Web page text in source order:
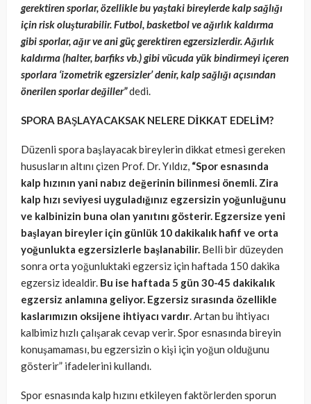
gerektiren sporlar, özellikle bu yaştaki bireylerde kalp sağlığı
için risk oluşturabilir. Futbol, basketbol ve ağırlık kaldırma
gibi sporlar, ağır ve ani güç gerektiren egzersizlerdir. Ağırlık
kaldırma (halter, barfiks vb.) gibi vücuda yük bindirmeyi içeren
sporlara ‘izometrik egzersizler’ denir, kalp sağlığı açısından
önerilen sporlar değiller”dedi.
SPORA BAŞLAYACAKSAK NELERE DİKKAT EDELİM?
Düzenli spora başlayacak bireylerin dikkat etmesi gereken
hususların altını çizen Prof. Dr. Yıldız, “Spor esnasında
kalp hızının yani nabız değerinin bilinmesi önemli. Zira
kalp hızı seviyesi uyguladığınız egzersizin yoğunluğunu
ve kalbinizin buna olan yanıtını gösterir. Egzersize yeni
başlayan bireyler için günlük 10 dakikalık hafif ve orta
yoğunlukta egzersizlerle başlanabilir. Belli bir düzeyden
sonra orta yoğunluktaki egzersiz için haftada 150 dakika
egzersiz idealdir. Bu ise haftada 5 gün 30-45 dakikalık
egzersiz anlamına geliyor. Egzersiz sırasında özellikle
kaslarımızın oksijene ihtiyacı vardır . Artan bu ihtiyacı
kalbimiz hızlı çalışarak cevap verir. Spor esnasında bireyin
konuşamaması, bu egzersizin o kişi için yoğun olduğunu
gösterir” ifadelerini kullandı.
Spor esnasında kalp hızını etkileyen faktörlerden sporun